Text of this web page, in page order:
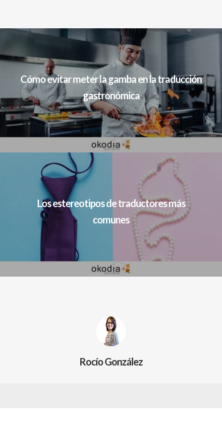
Cómo evitar meter la gamba en la traducción
gastronómica
Los estereotipos de traductores más
comunes
Rocío González